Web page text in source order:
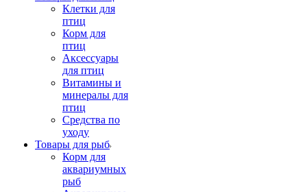
Клетки для
птиц
Корм для
птиц
Аксессуары
для птиц
Витамины и
минералы для
птиц
Средства по
уходу
Товары для рыб
Корм для
аквариумных
рыб